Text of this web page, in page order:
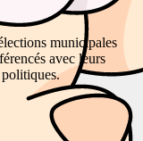
municipales
avec leurs
politiques.